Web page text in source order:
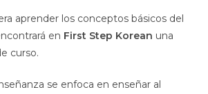
aprender los conceptos básicos del
en First Step Korean una
curso.
se enfoca en enseñar al